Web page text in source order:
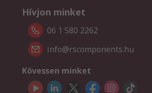
Hívjon minket
06 1 580 2262
info@rscomponents.hu
Kövessen minket